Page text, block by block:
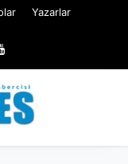
Yazarlar